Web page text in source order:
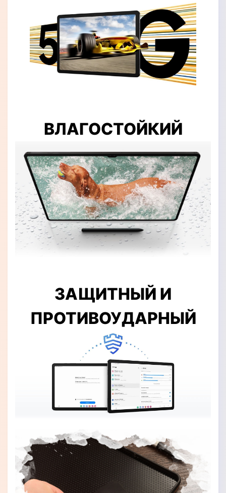
ВЛАГОСТОЙКИЙ
ЗАЩИТНЫЙ И
ПРОТИВОУДАРНЫЙ